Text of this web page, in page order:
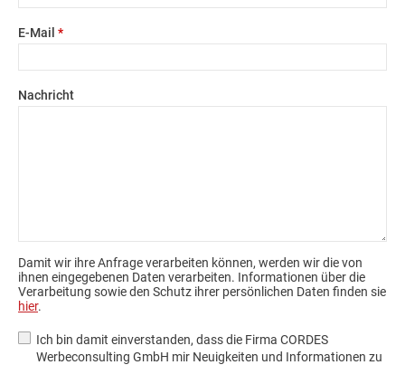
E-Mail *
Nachricht
Damit wir ihre Anfrage verarbeiten können, werden wir die von
ihnen eingegebenen Daten verarbeiten. Informationen über die
Verarbeitung sowie den Schutz ihrer persönlichen Daten finden sie
hier.
Ich bin damit einverstanden, dass die Firma CORDES
Werbeconsulting GmbH mir Neuigkeiten und Informationen zu